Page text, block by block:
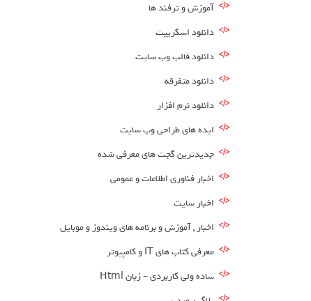
آموزش و ترفند ها
دانلود اسکریپت
دانلود قالب وب سایت
دانلود متفرقه
دانلود نرم افزار
ایده های طراحی وب سایت
جدیدترین گجت های معرفی شده
اخبار فناوری اطلاعات و عمومی
اخبار سایت
اخبار , آموزش و برنامه های ویندوز و موبایل
معرفی کتاب های IT و کامپیوتر
ساده ولی کاربردی – زبان Html